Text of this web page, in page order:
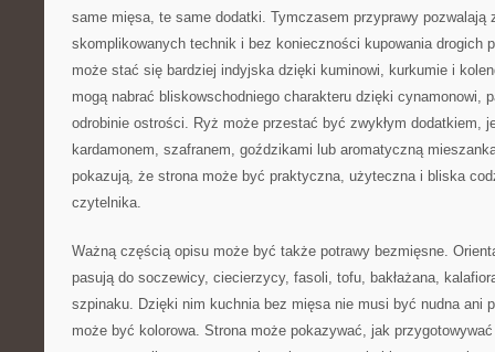
same mięsa, te same dodatki. Tymczasem przyprawy pozwalają
skomplikowanych technik i bez konieczności kupowania drogich
może stać się bardziej indyjska dzięki kuminowi, kurkumie i
mogą nabrać bliskowschodniego charakteru dzięki cynamonowi,
odrobinie ostrości. Ryż może przestać być zwykłym dodatkiem,
kardamonem, szafranem, goździkami lub aromatyczną
pokazują, że strona może być praktyczna, użyteczna i bliska
czytelnika.
Ważną częścią opisu może być także potrawy bezmięsne.
pasują do soczewicy, ciecierzycy, fasoli, tofu, bakłażana,
szpinaku. Dzięki nim kuchnia bez mięsa nie musi być nudna ani
może być kolorowa. Strona może pokazywać, jak